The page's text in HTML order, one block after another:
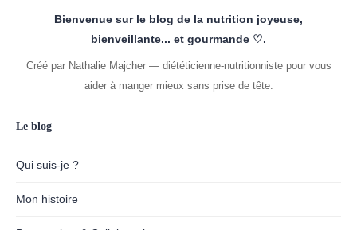
Bienvenue sur le blog de la nutrition joyeuse,
bienveillante... et gourmande ♡.
Créé par Nathalie Majcher — diététicienne-nutritionniste pour vous
aider à manger mieux sans prise de tête.
Le blog
Qui suis-je ?
Mon histoire